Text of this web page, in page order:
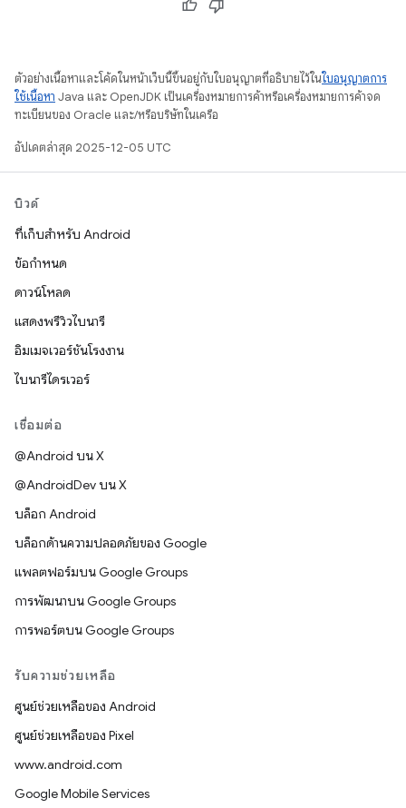
ตัวอย่างเนื้อหาและโค้ดในหน้าเว็บนี้ขึ้นอยู่กับใบอนุญาตที่อธิบายไว้ในใบอนุญาตการ
ใช้เนื้อหา Java และ OpenJDK เป็นเครื่องหมายการค้าหรือเครื่องหมายการค้าจด
ทะเบียนของ Oracle และ/หรือบริษัทในเครือ
อัปเดตล่าสุด 2025-12-05 UTC
บิวด์
ที่เก็บสำหรับ Android
ข้อกำหนด
ดาวน์โหลด
แสดงพรีวิวไบนารี
อิมเมจเวอร์ชันโรงงาน
ไบนารีไดรเวอร์
เชื่อมต่อ
@Android บน X
@AndroidDev บน X
บล็อก Android
บล็อกด้านความปลอดภัยของ Google
แพลตฟอร์มบน Google Groups
การพัฒนาบน Google Groups
การพอร์ตบน Google Groups
รับความช่วยเหลือ
ศูนย์ช่วยเหลือของ Android
ศูนย์ช่วยเหลือของ Pixel
www.android.com
Google Mobile Services